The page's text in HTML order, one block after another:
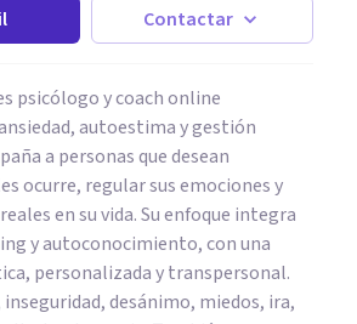
Contactar
psicólogo y coach online
autoestima y gestión
a personas que desean
ocurre, regular sus emociones y
en su vida. Su enfoque integra
y autoconocimiento, con una
personalizada y transpersonal.
inseguridad, desánimo, miedos, ira,